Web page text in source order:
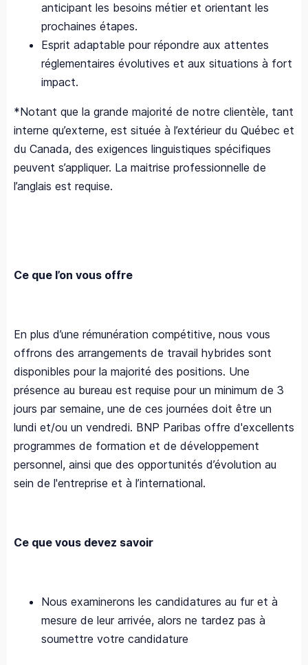
anticipant les besoins métier et orientant les
prochaines étapes.
Esprit adaptable pour répondre aux attentes
réglementaires évolutives et aux situations à fort
impact.
*Notant que la grande majorité de notre clientèle, tant
interne qu’externe, est située à l’extérieur du Québec et
du Canada, des exigences linguistiques spécifiques
peuvent s’appliquer. La maitrise professionnelle de
l’anglais est requise.
Ce que l’on vous offre
En plus d’une rémunération compétitive, nous vous
offrons des arrangements de travail hybrides sont
disponibles pour la majorité des positions. Une
présence au bureau est requise pour un minimum de 3
jours par semaine, une de ces journées doit être un
lundi et/ou un vendredi. BNP Paribas offre d'excellents
programmes de formation et de développement
personnel, ainsi que des opportunités d’évolution au
sein de l'entreprise et à l’international.
Ce que vous devez savoir
Nous examinerons les candidatures au fur et à
mesure de leur arrivée, alors ne tardez pas à
soumettre votre candidature